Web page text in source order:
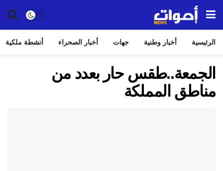
الرئيسية أخبار وطنية جهات أخبار الصحراء أنشطة ملكية
الجمعة..طقس حار بعدد من
مناطق المملكة